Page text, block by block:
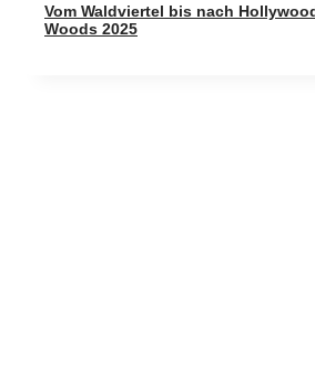
Vom Waldviertel bis nach
Woods 2025